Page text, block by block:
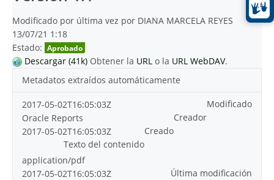
Modificado por última vez por DIANA MARCELA REYES
13/07/21 1:18
Estado: Aprobado
Descargar (41k) Obtener la URL o la URL WebDAV.
Metadatos extraídos automáticamente
Modificado
2017-05-02T16:05:03Z
Creador
Oracle Reports
Creado
2017-05-02T16:05:03Z
Texto del contenido
application/pdf
Última modificación
2017-05-02T16:05:03Z